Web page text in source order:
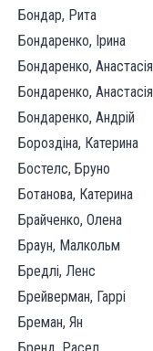
Бондар, Рита
Бондаренко, Ірина
Бондаренко, Анастасiя
Бондаренко, Анастасія
Бондаренко, Андрій
Бороздіна, Катерина
Бостелс, Бруно
Ботанова, Катерина
Брайченко, Олена
Браун, Малкольм
Бредлі, Ленс
Брейверман, Гаррі
Бреман, Ян